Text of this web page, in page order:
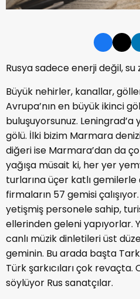
Rusya sadece enerji değil, su
Büyük nehirler, kanallar,
Avrupa’nın en büyük ikinci
buluşuyorsunuz. Leningrad’a
gölü. İlki bizim Marmara
diğeri ise Marmara’dan da
yağışa müsait ki, her yer
turlarına üçer katlı gemilerle
firmaların 57 gemisi
yetişmiş personele sahip,
ellerinden geleni yapıyorlar.
canlı müzik dinletileri üst
geminin. Bu arada başta
Türk şarkıcıları çok revaçta.
söylüyor Rus sanatçılar.